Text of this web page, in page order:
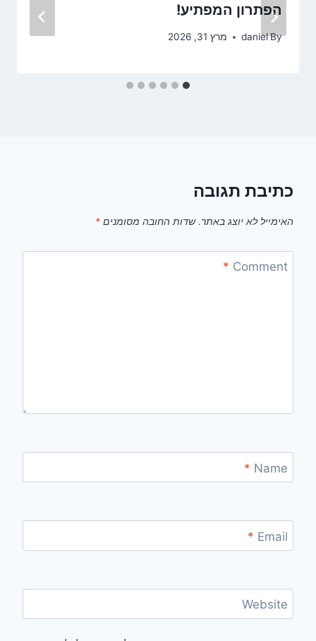
הפתרון המפתיע!
By
daniel מרץ 31, 2026
כתיבת תגובה
האימייל לא יוצג באתר. שדות החובה מסומנים *
Comment
*
Name
*
Email
*
Website